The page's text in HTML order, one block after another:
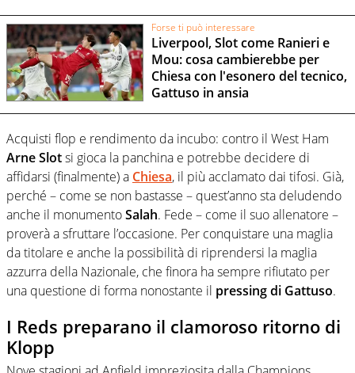
Forse ti può interessare
Liverpool, Slot come Ranieri e
Mou: cosa cambierebbe per
Chiesa con l'esonero del tecnico,
Gattuso in ansia
Acquisti flop e rendimento da incubo: contro il West Ham
Arne Slotsi gioca la panchina e potrebbe decidere di
affidarsi (finalmente) a Chiesa, il più acclamato dai tifosi. Già,
perché – come se non bastasse – quest’anno sta deludendo
anche il monumentoSalah. Fede – come il suo allenatore –
proverà a sfruttare l’occasione. Per conquistare una maglia
da titolare e anche la possibilità di riprendersi la maglia
azzurra della Nazionale, che finora ha sempre rifiutato per
una questione di forma nonostante il pressing di Gattuso.
I Reds preparano il clamoroso ritorno di
Klopp